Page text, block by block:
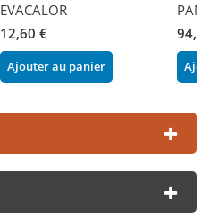
EVACALOR
12,60 €
Ajouter au panier